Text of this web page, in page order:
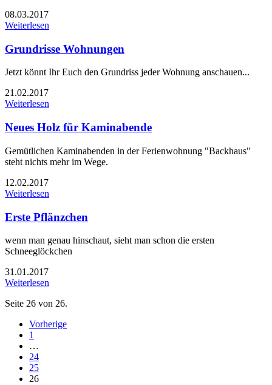
08.03.2017
Weiterlesen
Grundrisse Wohnungen
Jetzt könnt Ihr Euch den Grundriss jeder Wohnung anschauen...
21.02.2017
Weiterlesen
Neues Holz für Kaminabende
Gemütlichen Kaminabenden in der Ferienwohnung "Backhaus"
steht nichts mehr im Wege.
12.02.2017
Weiterlesen
Erste Pflänzchen
wenn man genau hinschaut, sieht man schon die ersten
Schneeglöckchen
31.01.2017
Weiterlesen
Seite 26 von 26.
Vorherige
1
…
24
25
26